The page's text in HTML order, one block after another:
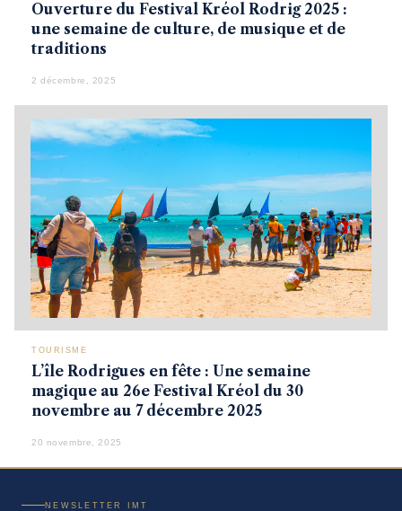
Ouverture du Festival Kréol Rodrig 2025 :
une semaine de culture, de musique et de
traditions
2 décembre, 2025
TOURISME
L’île Rodrigues en fête : Une semaine
magique au 26e Festival Kréol du 30
novembre au 7 décembre 2025
20 novembre, 2025
NEWSLETTER IMT